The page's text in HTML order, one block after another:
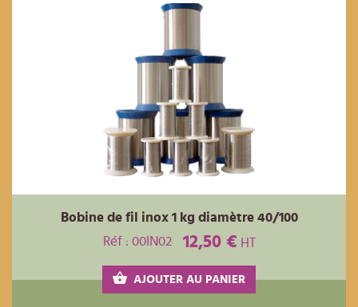
Bobine de fil inox 1 kg diamètre 40/100
Réf : 00IN02
12,50 € HT
AJOUTER AU PANIER